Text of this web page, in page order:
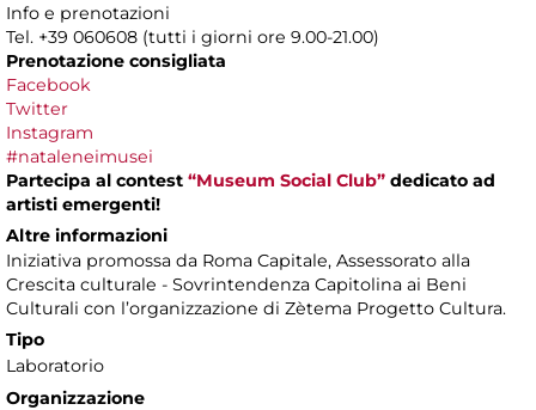
Info e prenotazioni
Tel. +39 060608 (tutti i giorni ore 9.00-21.00)
Prenotazione consigliata
Facebook
Twitter
Instagram
#nataleneimusei
Partecipa al contest “Museum Social Club” dedicato ad
artisti emergenti!
Altre informazioni
Iniziativa promossa da Roma Capitale, Assessorato alla
Crescita culturale - Sovrintendenza Capitolina ai Beni
Culturali con l’organizzazione di Zètema Progetto Cultura.
Tipo
Laboratorio
Organizzazione